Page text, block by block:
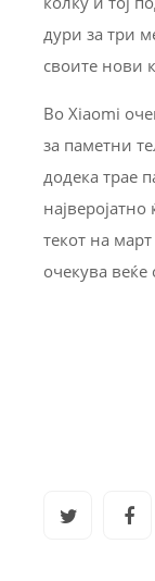
дури за три
своите нови
Во Xiaomi
за паметни
додека трае
текот на
очекува веќе